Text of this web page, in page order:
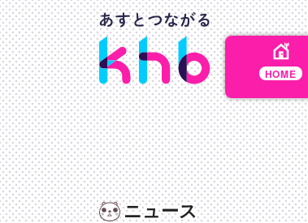
HOME
ニュース